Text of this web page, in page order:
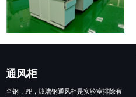
通风柜
全钢，PP，玻璃钢通风柜是实验室排除有